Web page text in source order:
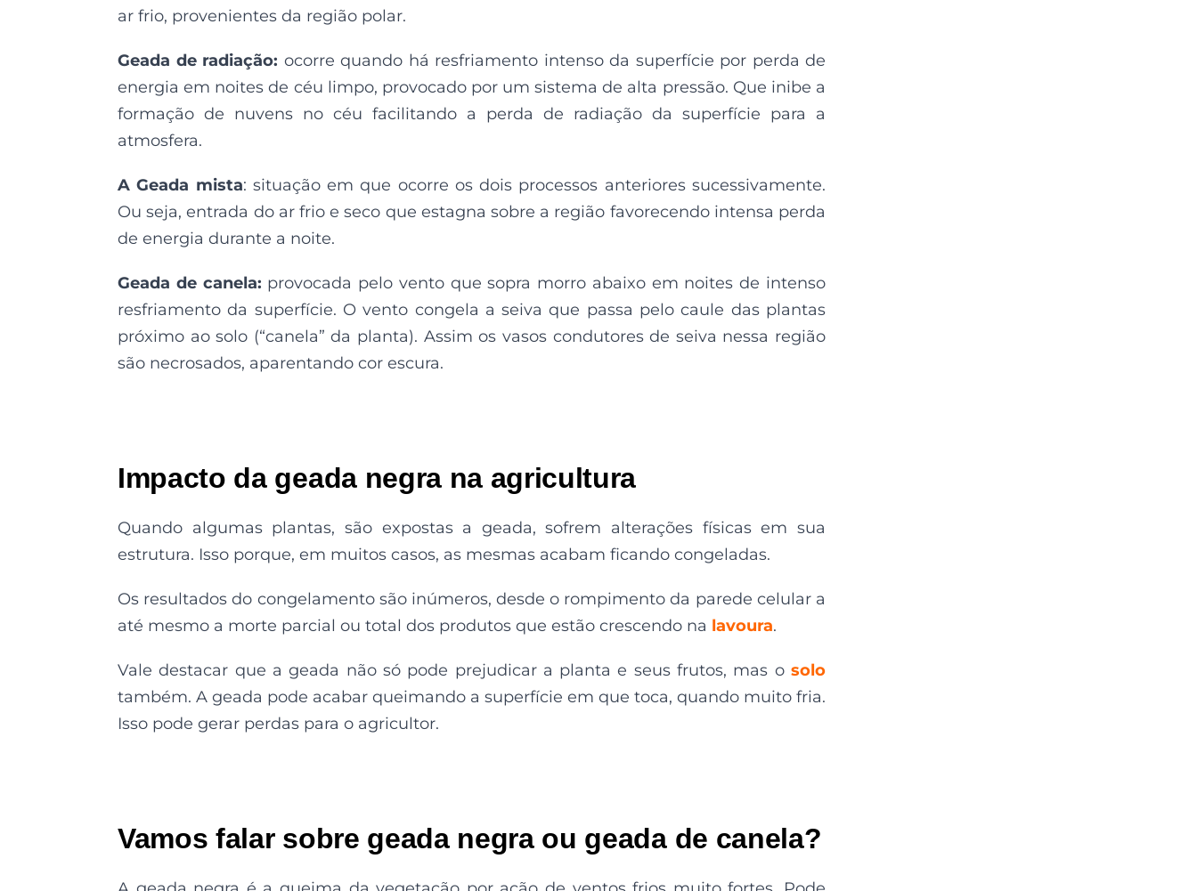
ar frio, provenientes da região polar.
Geada de radiação: ocorre quando há resfriamento intenso da superfície por perda de
energia em noites de céu limpo, provocado por um sistema de alta pressão. Que inibe a
formação de nuvens no céu facilitando a perda de radiação da superfície para a
atmosfera.
A Geada mista: situação em que ocorre os dois processos anteriores sucessivamente.
Ou seja, entrada do ar frio e seco que estagna sobre a região favorecendo intensa perda
de energia durante a noite.
Geada de canela: provocada pelo vento que sopra morro abaixo em noites de intenso
resfriamento da superfície. O vento congela a seiva que passa pelo caule das plantas
próximo ao solo (“canela” da planta). Assim os vasos condutores de seiva nessa região
são necrosados, aparentando cor escura.
Impacto da geada negra na agricultura
Quando algumas plantas, são expostas a geada, sofrem alterações físicas em sua
estrutura. Isso porque, em muitos casos, as mesmas acabam ficando congeladas.
Os resultados do congelamento são inúmeros, desde o rompimento da parede celular a
até mesmo a morte parcial ou total dos produtos que estão crescendo na lavoura.
Vale destacar que a geada não só pode prejudicar a planta e seus frutos, mas o solo
também. A geada pode acabar queimando a superfície em que toca, quando muito fria.
Isso pode gerar perdas para o agricultor.
Vamos falar sobre geada negra ou geada de canela?